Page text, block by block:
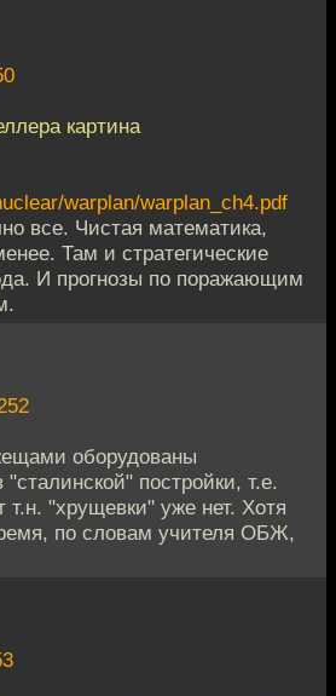
картина
warplan/warplan_ch4.pdf
все. Чистая математика,
Там и стратегические
И прогнозы по поражающим
оборудованы
постройки, т.е.
т.н. "хрущевки" уже нет. Хотя
по словам учителя ОБЖ,